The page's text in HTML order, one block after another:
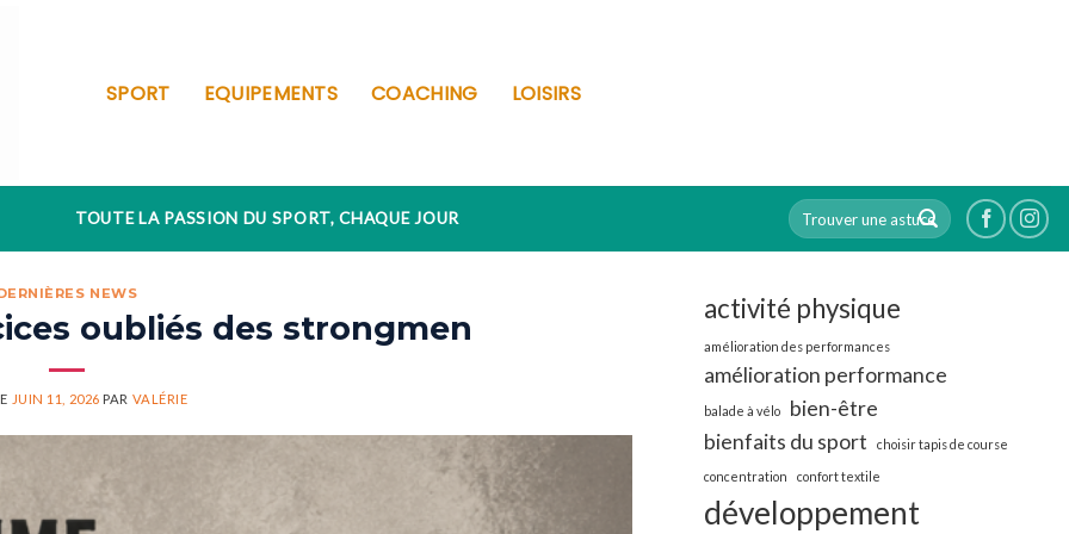
SPORT EQUIPEMENTS COACHING LOISIRS
TOUTE LA PASSION DU SPORT, CHAQUE JOUR
NEWS
oubliés des strongmen
JUIN 11, 2026 PAR VALÉRIE
activité physique
amélioration des performances
amélioration performance
balade à vélo
bien-être
bienfaits du sport
choisir tapis de course
concentration confort textile
développement